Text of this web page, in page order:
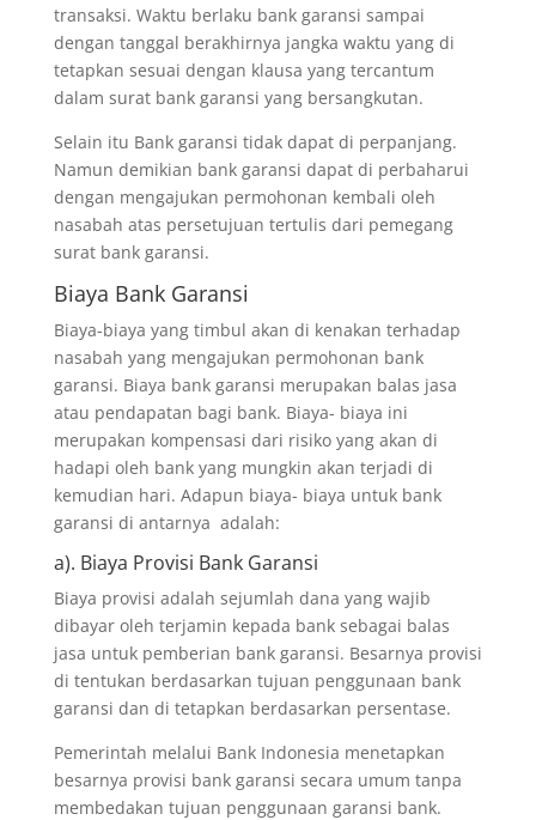
transaksi. Waktu berlaku bank garansi sampai
dengan tanggal berakhirnya jangka waktu yang di
tetapkan sesuai dengan klausa yang tercantum
dalam surat bank garansi yang bersangkutan.
Selain itu Bank garansi tidak dapat di perpanjang.
Namun demikian bank garansi dapat di perbaharui
dengan mengajukan permohonan kembali oleh
nasabah atas persetujuan tertulis dari pemegang
surat bank garansi.
Biaya Bank Garansi
Biaya-biaya yang timbul akan di kenakan terhadap
nasabah yang mengajukan permohonan bank
garansi. Biaya bank garansi merupakan balas jasa
atau pendapatan bagi bank. Biaya- biaya ini
merupakan kompensasi dari risiko yang akan di
hadapi oleh bank yang mungkin akan terjadi di
kemudian hari. Adapun biaya- biaya untuk bank
garansi di antarnya adalah:
a). Biaya Provisi Bank Garansi
Biaya provisi adalah sejumlah dana yang wajib
dibayar oleh terjamin kepada bank sebagai balas
jasa untuk pemberian bank garansi. Besarnya provisi
di tentukan berdasarkan tujuan penggunaan bank
garansi dan di tetapkan berdasarkan persentase.
Pemerintah melalui Bank Indonesia menetapkan
besarnya provisi bank garansi secara umum tanpa
membedakan tujuan penggunaan garansi bank.